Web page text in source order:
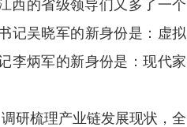
西的省级领导们又多了一个
记吴晓军的新身份是：虚拟
李炳军的新身份是：现代家
研梳理产业链发展现状，全